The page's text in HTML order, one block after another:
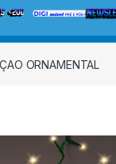
ORNAMENTAL